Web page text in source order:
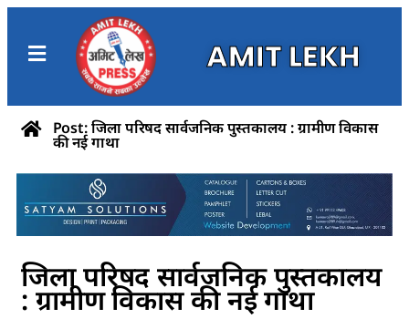
AMIT LEKH
Post: जिला परिषद सार्वजनिक पुस्तकालय : ग्रामीण विकास
की नई गाथा
जिला परिषद सार्वजनिक पुस्तकालय
: ग्रामीण विकास की नई गाथा